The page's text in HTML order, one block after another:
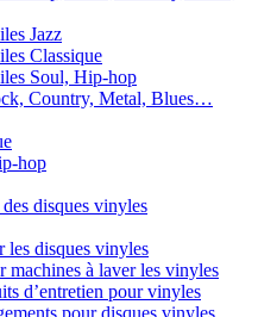
Jazz
Classique
Soul, Hip-hop
Country, Metal, Blues…
hop
disques vinyles
les disques vinyles
machines à laver les vinyles
d’entretien pour vinyles
pour disques vinyles